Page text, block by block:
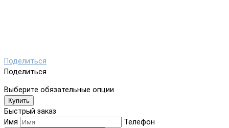
Поделиться
Поделиться
Выберите обязательные опции
Купить
Быстрый заказ
Имя
Телефон